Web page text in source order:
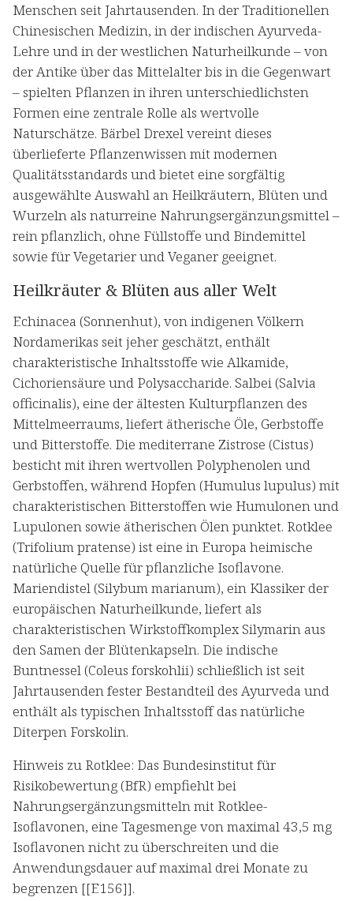
Menschen seit Jahrtausenden. In der Traditionellen
Chinesischen Medizin, in der indischen Ayurveda-
Lehre und in der westlichen Naturheilkunde – von
der Antike über das Mittelalter bis in die Gegenwart
– spielten Pflanzen in ihren unterschiedlichsten
Formen eine zentrale Rolle als wertvolle
Naturschätze. Bärbel Drexel vereint dieses
überlieferte Pflanzenwissen mit modernen
Qualitätsstandards und bietet eine sorgfältig
ausgewählte Auswahl an Heilkräutern, Blüten und
Wurzeln als naturreine Nahrungsergänzungsmittel –
rein pflanzlich, ohne Füllstoffe und Bindemittel
sowie für Vegetarier und Veganer geeignet.
Heilkräuter & Blüten aus aller Welt
Echinacea (Sonnenhut), von indigenen Völkern
Nordamerikas seit jeher geschätzt, enthält
charakteristische Inhaltsstoffe wie Alkamide,
Cichoriensäure und Polysaccharide. Salbei (Salvia
officinalis), eine der ältesten Kulturpflanzen des
Mittelmeerraums, liefert ätherische Öle, Gerbstoffe
und Bitterstoffe. Die mediterrane Zistrose (Cistus)
besticht mit ihren wertvollen Polyphenolen und
Gerbstoffen, während Hopfen (Humulus lupulus) mit
charakteristischen Bitterstoffen wie Humulonen und
Lupulonen sowie ätherischen Ölen punktet. Rotklee
(Trifolium pratense) ist eine in Europa heimische
natürliche Quelle für pflanzliche Isoflavone.
Mariendistel (Silybum marianum), ein Klassiker der
europäischen Naturheilkunde, liefert als
charakteristischen Wirkstoffkomplex Silymarin aus
den Samen der Blütenkapseln. Die indische
Buntnessel (Coleus forskohlii) schließlich ist seit
Jahrtausenden fester Bestandteil des Ayurveda und
enthält als typischen Inhaltsstoff das natürliche
Diterpen Forskolin.
Hinweis zu Rotklee: Das Bundesinstitut für
Risikobewertung (BfR) empfiehlt bei
Nahrungsergänzungsmitteln mit Rotklee-
Isoflavonen, eine Tagesmenge von maximal 43,5 mg
Isoflavonen nicht zu überschreiten und die
Anwendungsdauer auf maximal drei Monate zu
begrenzen [[E156]].